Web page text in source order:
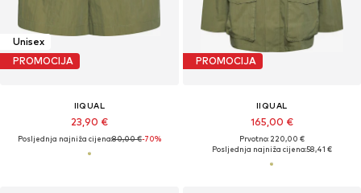
Unisex
PROMOCIJA
IIQUAL
23,90 €
Posljednja najniža cijena:80,00 €-70%
PROMOCIJA
IIQUAL
165,00 €
Prvotno: 220,00 €
Posljednja najniža cijena:58,41 €